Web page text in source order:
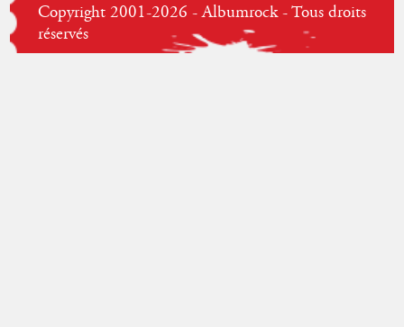
Copyright 2001-2026 - Albumrock - Tous droits
réservés